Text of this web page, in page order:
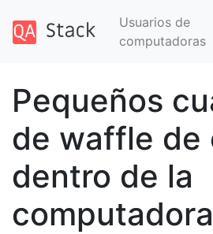
Usuarios de
computadoras
Pequeños
de waffle de
dentro de la
computadora